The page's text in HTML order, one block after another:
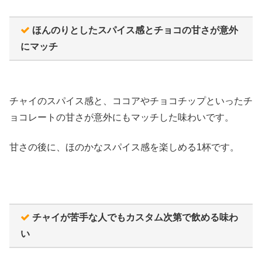
ほんのりとしたスパイス感とチョコの甘さが意外
にマッチ
チャイのスパイス感と、ココアやチョコチップといったチ
ョコレートの甘さが意外にもマッチした味わいです。
甘さの後に、ほのかなスパイス感を楽しめる1杯です。
チャイが苦手な人でもカスタム次第で飲める味わ
い